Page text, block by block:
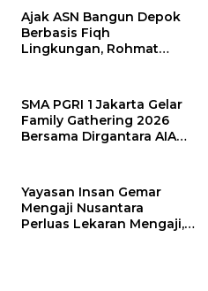
Ajak ASN Bangun Depok
Berbasis Fiqh
Lingkungan, Rohmat
hingga SMP
SMA PGRI 1 Jakarta Gelar
Family Gathering 2026
Bersama Dirgantara AIA
Yayasan Insan Gemar
Mengaji Nusantara
Perluas Lekaran Mengaji,